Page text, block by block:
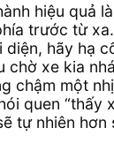
hiệu quả
trước từ
diện, hãy hạ
chờ xe kia
chậm một
quen “thấy
tự nhiên hơn